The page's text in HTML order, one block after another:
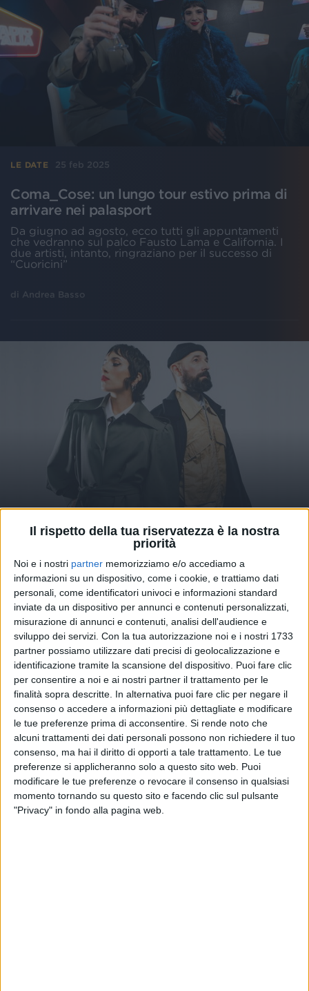
Il rispetto della tua riservatezza è la nostra
priorità
Noi e i nostri partner memorizziamo e/o accediamo a
informazioni su un dispositivo, come i cookie, e trattiamo dati
personali, come identificatori univoci e informazioni standard
inviate da un dispositivo per annunci e contenuti personalizzati,
misurazione di annunci e contenuti, analisi dell'audience e
sviluppo dei servizi. Con la tua autorizzazione noi e i nostri 1733
partner possiamo utilizzare dati precisi di geolocalizzazione e
identificazione tramite la scansione del dispositivo. Puoi fare clic
per consentire a noi e ai nostri partner il trattamento per le
finalità sopra descritte. In alternativa puoi fare clic per negare il
consenso o accedere a informazioni più dettagliate e modificare
le tue preferenze prima di acconsentire. Si rende noto che
alcuni trattamenti dei dati personali possono non richiedere il tuo
consenso, ma hai il diritto di opporti a tale trattamento. Le tue
preferenze si applicheranno solo a questo sito web. Puoi
modificare le tue preferenze o revocare il consenso in qualsiasi
momento tornando su questo sito e facendo clic sul pulsante
"Privacy" in fondo alla pagina web.
LE DATE 25 feb 2025
Coma_Cose: un lungo tour estivo prima di
arrivare nei palasport
Da giugno ad agosto, ecco tutti gli appuntamenti
che vedranno sul palco Fausto Lama e California. I
due artisti, intanto, ringraziano per il successo di
“Cuoricini”
di Andrea Basso
EARONE 04 gen 2025
I Coma_Cose iniziano il 2025 alla grande:
“Posti vuoti” è il brano più trasmesso
Il duo festeggia sui social anche per un altro grande
traguardo, in attesa di tornare al Festival di
Sanremo…
diAndrea Basso